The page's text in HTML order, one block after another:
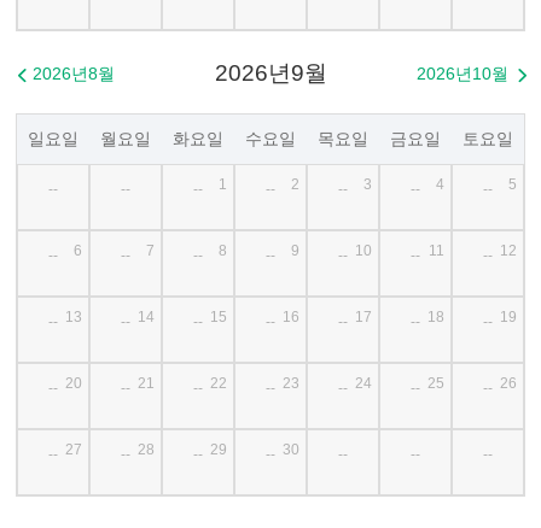
2026년9월
 2026년8월 2026년10월 
일요일 월요일 화요일 수요일 목요일 금요일 토요일
-- -- -- 1 -- 2 -- 3 -- 4 -- 5
-- 6 -- 7 -- 8 -- 9 -- 10 -- 11 -- 12
-- 13 -- 14 -- 15 -- 16 -- 17 -- 18 -- 19
-- 20 -- 21 -- 22 -- 23 -- 24 -- 25 -- 26
-- 27 -- 28 -- 29 -- 30 -- -- --